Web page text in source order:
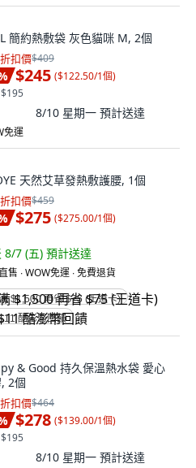
簡約熱敷袋 灰色貓咪 M, 2個
扣價$409
$245 ($122.50/1個)
8/10 星期一 預計送達
免運
天然艾草發熱敷護腰, 1個
扣價$459
$275 ($275.00/1個)
8/7 (五) 預計送達
售 ∙ WOW免運 ∙ 免費退貨
$1,500 再省 $75 (王道卡)
酷澎幣回饋
& Good 持久保溫熱水袋 愛心
2個
扣價$464
$278 ($139.00/1個)
8/10 星期一 預計送達